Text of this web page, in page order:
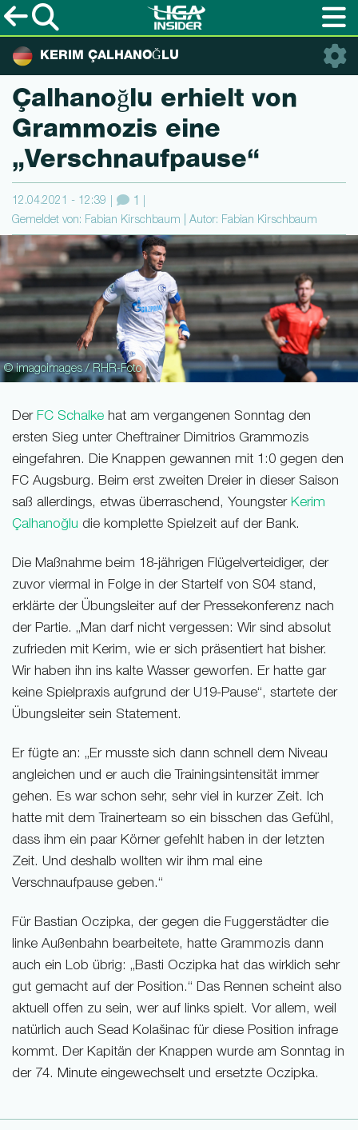
KERIM ÇALHANOĞLU
Çalhanoğlu erhielt von
Grammozis eine
„Verschnaufpau­se“
12.04.2021 - 12:39 1
Gemeldet von: Fabian Kirschbaum | Autor: Fabian Kirschbaum
© imagoimages / RHR-Foto
Der FC Schalke hat am vergangenen Sonntag den
ersten Sieg unter Cheftrainer Dimitrios Grammozis
eingefahren. Die Knappen gewannen mit 1:0 gegen den
FC Augsburg. Beim erst zweiten Dreier in dieser Saison
saß allerdings, etwas überraschend, Youngster Kerim
Çalhanoğlu die komplette Spielzeit auf der Bank.
Die Maßnahme beim 18-jährigen Flügelverteidiger, der
zuvor viermal in Folge in der Startelf von S04 stand,
erklärte der Übungsleiter auf der Pressekonferenz nach
der Partie. „Man darf nicht vergessen: Wir sind absolut
zufrieden mit Kerim, wie er sich präsentiert hat bisher.
Wir haben ihn ins kalte Wasser geworfen. Er hatte gar
keine Spielpraxis aufgrund der U19-Pause“, startete der
Übungsleiter sein Statement.
Er fügte an: „Er musste sich dann schnell dem Niveau
angleichen und er auch die Trainingsintensität immer
gehen. Es war schon sehr, sehr viel in kurzer Zeit. Ich
hatte mit dem Trainerteam so ein bisschen das Gefühl,
dass ihm ein paar Körner gefehlt haben in der letzten
Zeit. Und deshalb wollten wir ihm mal eine
Verschnaufpause geben.“
Für Bastian Oczipka, der gegen die Fuggerstädter die
linke Außenbahn bearbeitete, hatte Grammozis dann
auch ein Lob übrig: „Basti Oczipka hat das wirklich sehr
gut gemacht auf der Position.“ Das Rennen scheint also
aktuell offen zu sein, wer auf links spielt. Vor allem, weil
natürlich auch Sead Kolašinac für diese Position infrage
kommt. Der Kapitän der Knappen wurde am Sonntag in
der 74. Minute eingewechselt und ersetzte Oczipka.